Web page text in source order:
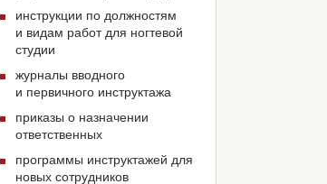
инструкции по должностям
и видам работ для ногтевой
студии
журналы вводного
и первичного инструктажа
приказы о назначении
ответственных
программы инструктажей для
новых сотрудников